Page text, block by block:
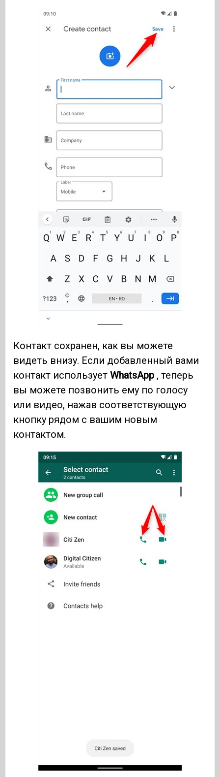
Контакт сохранен, как вы можете
видеть внизу. Если добавленный вами
контакт используетWhatsApp , теперь
вы можете позвонить ему по голосу
или видео, нажав соответствующую
кнопку рядом с вашим новым
контактом.